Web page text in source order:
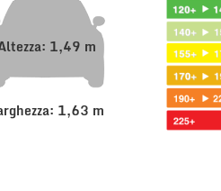
1,49 m
1,63 m